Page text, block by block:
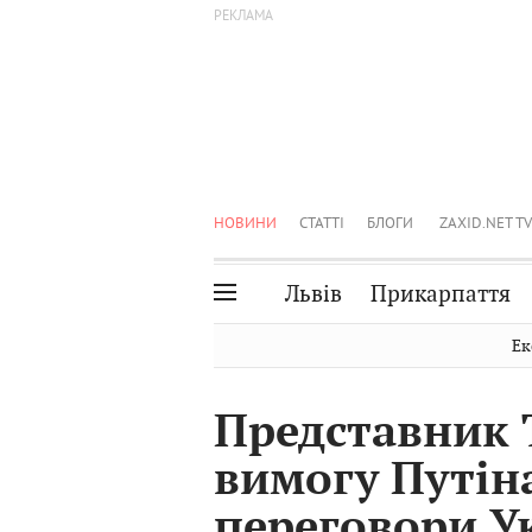
НОВИНИ СТАТТІ БЛОГИ ZAXID.NET TV
Львів Прикарпаття
Волинь
Чернівці
Шептицький
Представник
вимогу